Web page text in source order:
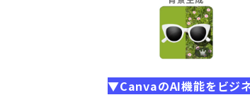
▼CanvaのAI機能をビジ